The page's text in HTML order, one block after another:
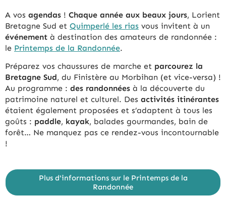
A vos agendas ! Chaque année aux beaux jours, Lorient
Bretagne Sud et Quimperlé les rias vous invitent à un
événement à destination des amateurs de randonnée :
le Printemps de la Randonnée.
Préparez vos chaussures de marche et parcourez la
Bretagne Sud, du Finistère au Morbihan (et vice-versa) !
Au programme : des randonnées à la découverte du
patrimoine naturel et culturel. Des activités itinérantes
étaient également proposées et s’adaptent à tous les
goûts : paddle, kayak, balades gourmandes, bain de
forêt… Ne manquez pas ce rendez-vous incontournable
!
Plus d'informations sur le Printemps de la
Randonnée